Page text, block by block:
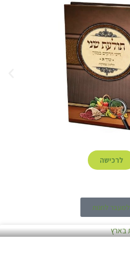
לרכישה
למעבר לחנות